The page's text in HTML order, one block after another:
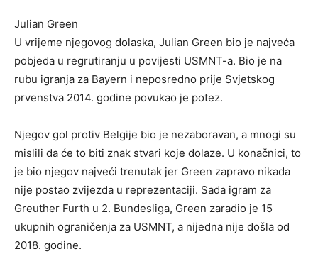
Julian Green
U vrijeme njegovog dolaska, Julian Green bio je najveća
pobjeda u regrutiranju u povijesti USMNT-a. Bio je na
rubu igranja za Bayern i neposredno prije Svjetskog
prvenstva 2014. godine povukao je potez.
Njegov gol protiv Belgije bio je nezaboravan, a mnogi su
mislili da će to biti znak stvari koje dolaze. U konačnici, to
je bio njegov najveći trenutak jer Green zapravo nikada
nije postao zvijezda u reprezentaciji. Sada igram za
Greuther Furth u 2. Bundesliga, Green zaradio je 15
ukupnih ograničenja za USMNT, a nijedna nije došla od
2018. godine.